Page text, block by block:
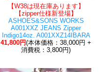
【W38は現在庫あります】
【zipper仕様新登場】
ASHOES&SONS WORKS
A001XXZ JEANS Zipper
Indigo14oz. A001XXZ14IBARA
41,800円(本体価格：38,000円 +
消費税：3,800円)